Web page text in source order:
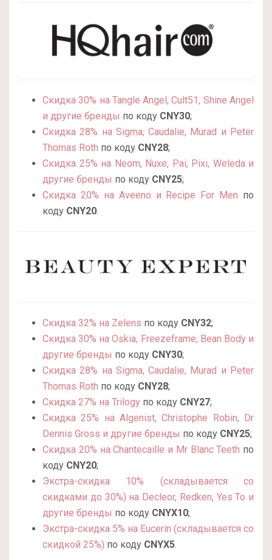
Скидка 30% на Tangle Angel, Cult51, Shine Angel
и другие бренды по коду CNY30;
Скидка 28% на Sigma, Caudalie, Murad и Peter
Thomas Roth по коду CNY28;
Скидка 25% на Neom, Nuxe, Pai, Pixi, Weleda и
другие бренды по коду CNY25;
Скидка 20% на Aveeno и Recipe For Men по
коду CNY20.
Скидка 32% на Zelens по коду CNY32;
Скидка 30% на Oskia, Freezeframe, Bean Body и
другие бренды по коду CNY30;
Скидка 28% на Sigma, Caudalie, Murad и Peter
Thomas Roth по коду CNY28;
Скидка 27% на Trilogy по коду CNY27;
Скидка 25% на Algenist, Christophe Robin, Dr
Dennis Gross и другие бренды по коду CNY25;
Скидка 20% на Chantecaille и Mr Blanc Teeth по
коду CNY20;
Экстра-скидка 10% (складывается со
скидками до 30%) на Decleor, Redken, Yes To и
другие бренды по коду CNYX10;
Экстра-скидка 5% на Eucerin (складывается со
скидкой 25%) по коду CNYX5.